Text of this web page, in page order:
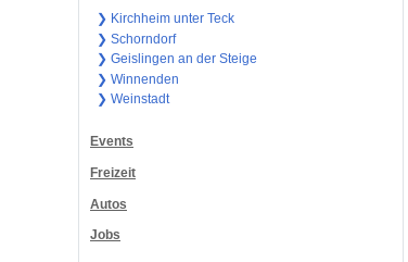
❯ Kirchheim unter Teck
❯ Schorndorf
❯ Geislingen an der Steige
❯ Winnenden
❯ Weinstadt
Events
Freizeit
Autos
Jobs